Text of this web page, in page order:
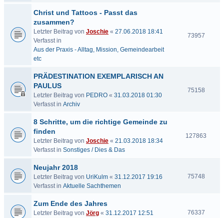
Christ und Tattoos - Passt das
zusammen?
Letzter Beitrag von Joschie « 27.06.2018 18:41
Verfasst in
Aus der Praxis - Alltag, Mission, Gemeindearbeit
etc
73957
PRÄDESTINATION EXEMPLARISCH AN
PAULUS
Letzter Beitrag von PEDRO « 31.03.2018 01:30
Verfasst in Archiv
75158
8 Schritte, um die richtige Gemeinde zu
finden
Letzter Beitrag von Joschie « 21.03.2018 18:34
Verfasst in Sonstiges / Dies & Das
127863
Neujahr 2018
Letzter Beitrag von UriKulm « 31.12.2017 19:16
Verfasst in Aktuelle Sachthemen
75748
Zum Ende des Jahres
Letzter Beitrag von Jörg « 31.12.2017 12:51
76337